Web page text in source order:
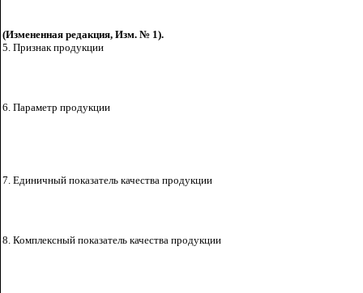
(Измененная редакция, Изм. № 1).
5. Признак продукции
6. Параметр продукции
7. Единичный показатель качества продукции
8. Комплексный показатель качества продукции